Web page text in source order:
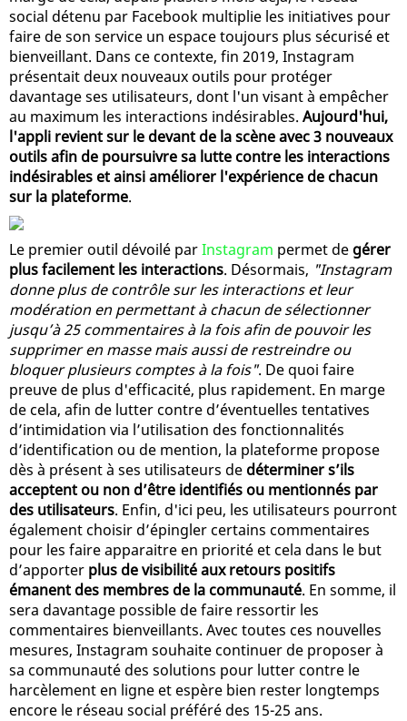
social détenu par Facebook multiplie les initiatives pour
faire de son service un espace toujours plus sécurisé et
bienveillant. Dans ce contexte, fin 2019, Instagram
présentait deux nouveaux outils pour protéger
davantage ses utilisateurs, dont l'un visant à empêcher
au maximum les interactions indésirables. Aujourd'hui,
l'appli revient sur le devant de la scène avec 3 nouveaux
outils afin de poursuivre sa lutte contre les interactions
indésirables et ainsi améliorer l'expérience de chacun
sur la plateforme.
Le premier outil dévoilé parInstagram permet de gérer
plus facilement les interactions. Désormais, "Instagram
donne plus de contrôle sur les interactions et leur
modération en permettant à chacun de sélectionner
jusqu’à 25 commentaires à la fois afin de pouvoir les
supprimer en masse mais aussi de restreindre ou
bloquer plusieurs comptes à la fois". De quoi faire
preuve de plus d'efficacité, plus rapidement. En marge
de cela, afin de lutter contre d’éventuelles tentatives
d’intimidation via l’utilisation des fonctionnalités
d’identification ou de mention, la plateforme propose
dès à présent à ses utilisateurs de déterminer s’ils
acceptent ou non d’être identifiés ou mentionnés par
des utilisateurs. Enfin, d'ici peu, les utilisateurs pourront
également choisir d’épingler certains commentaires
pour les faire apparaitre en priorité et cela dans le but
d’apporter plus de visibilité aux retours positifs
émanent des membres de la communauté. En somme, il
sera davantage possible de faire ressortir les
commentaires bienveillants. Avec toutes ces nouvelles
mesures, Instagram souhaite continuer de proposer à
sa communauté des solutions pour lutter contre le
harcèlement en ligne et espère bien rester longtemps
encore le réseau social préféré des 15-25 ans.